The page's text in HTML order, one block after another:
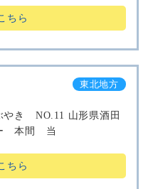
ちら
東北地方
やき NO.11 山形県酒田
本間 当
ちら